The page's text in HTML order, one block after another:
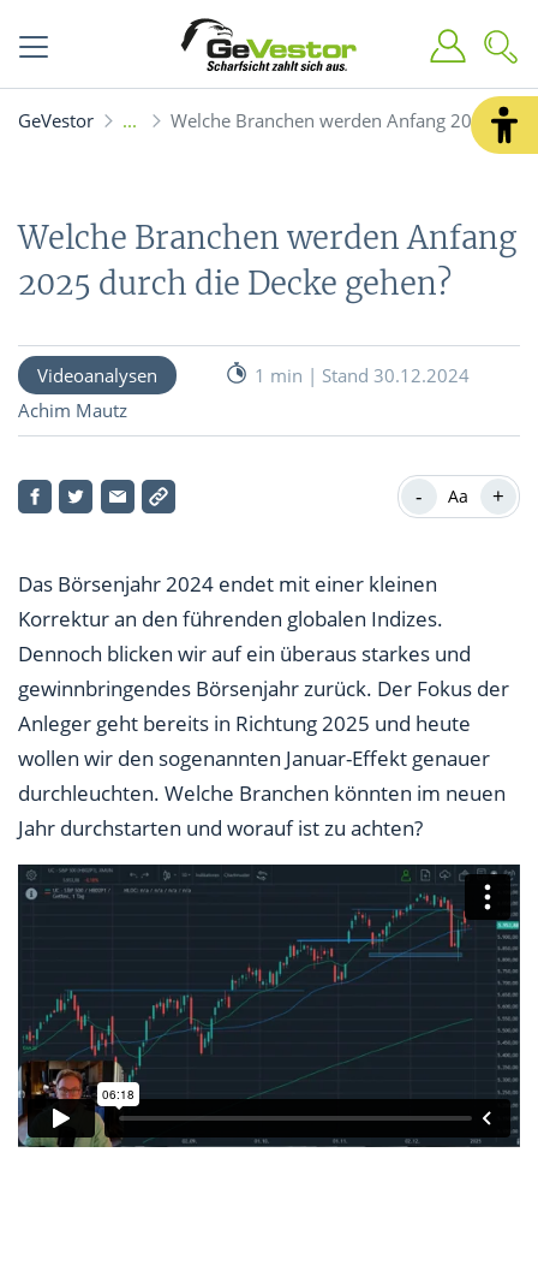
GeVestor Welche Branchen werden Anfang 2025
Welche Branchen werden Anfang
2025 durch die Decke gehen?
Videoanalysen
1 min | Stand 30.12.2024
Achim Mautz
- Aa +
Das Börsenjahr 2024 endet mit einer kleinen
Korrektur an den führenden globalen Indizes.
Dennoch blicken wir auf ein überaus starkes und
gewinnbringendes Börsenjahr zurück. Der Fokus der
Anleger geht bereits in Richtung 2025 und heute
wollen wir den sogenannten Januar-Effekt genauer
durchleuchten. Welche Branchen könnten im neuen
Jahr durchstarten und worauf ist zu achten?